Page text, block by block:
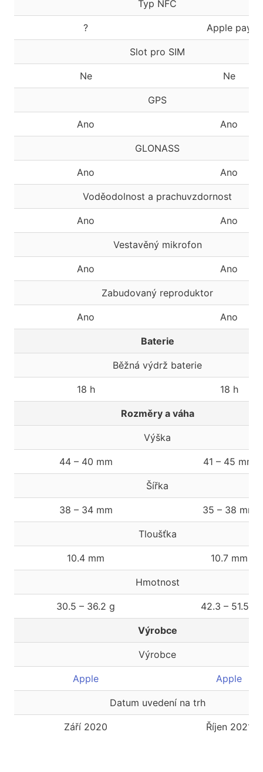
Typ NFC
? Apple pay
Slot pro SIM
Ne Ne
GPS
Ano Ano
GLONASS
Ano Ano
Voděodolnost a prachuvzdornost
Ano Ano
Vestavěný mikrofon
Ano Ano
Zabudovaný reproduktor
Ano Ano
Baterie
Běžná výdrž baterie
18 h 18 h
Rozměry a váha
Výška
44 – 40 mm 41 – 45 mm
Šířka
38 – 34 mm 35 – 38 mm
Tloušťka
10.4 mm 10.7 mm
Hmotnost
30.5 – 36.2 g 42.3 – 51.5 g
Výrobce
Výrobce
Apple Apple
Datum uvedení na trh
Září 2020 Říjen 2021